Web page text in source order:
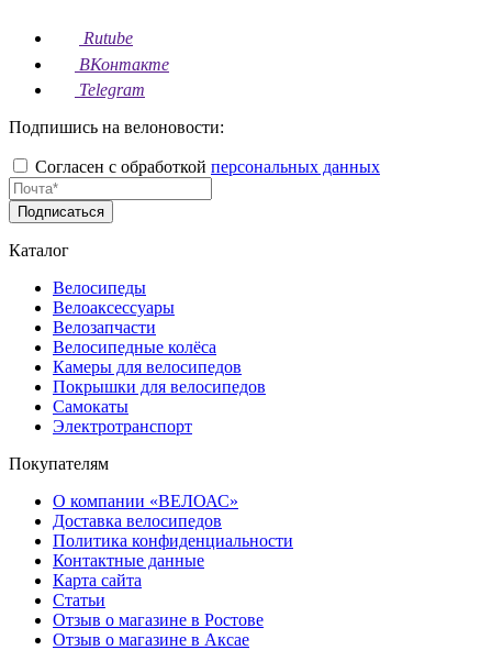
Rutube
ВКонтакте
Telegram
Подпишись на велоновости:
Согласен с обработкой персональных данных
Подписаться
Каталог
Велосипеды
Велоаксессуары
Велозапчасти
Велосипедные колёса
Камеры для велосипедов
Покрышки для велосипедов
Самокаты
Электротранспорт
Покупателям
О компании «ВЕЛОАС»
Доставка велосипедов
Политика конфиденциальности
Контактные данные
Карта сайта
Статьи
Отзыв о магазине в Ростове
Отзыв о магазине в Аксае